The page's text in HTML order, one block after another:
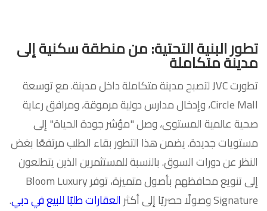
تطور البنية التحتية: من منطقة سكنية إلى
مدينة متكاملة
تطورت JVC لتصبح مدينة متكاملة داخل مدينة. مع توسعة
Circle Mall، وإدخال مدارس دولية مرموقة، ومرافق رعاية
صحية عالمية المستوى، وصل "مؤشر جودة الحياة" إلى
مستويات جديدة. يضمن هذا التطور بقاء الطلب مرتفعًا بغض
النظر عن دورات السوق. بالنسبة للمستثمرين الذين يتطلعون
إلى تنويع محافظهم بأصول متميزة، توفر Bloom Luxury
Signature وصولًا حصريًا إلى أكثر
العقارات طلبًا للبيع في دبي.